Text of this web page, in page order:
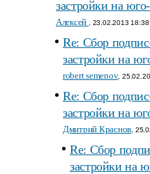
застройки на
Алексей , 23.02.2013 18:38
Re: Сбор
застройки на
robert semenov,
Re: Сбор
застройки на
Дмитрий Краснов ,
Re: Сбор
застройки на